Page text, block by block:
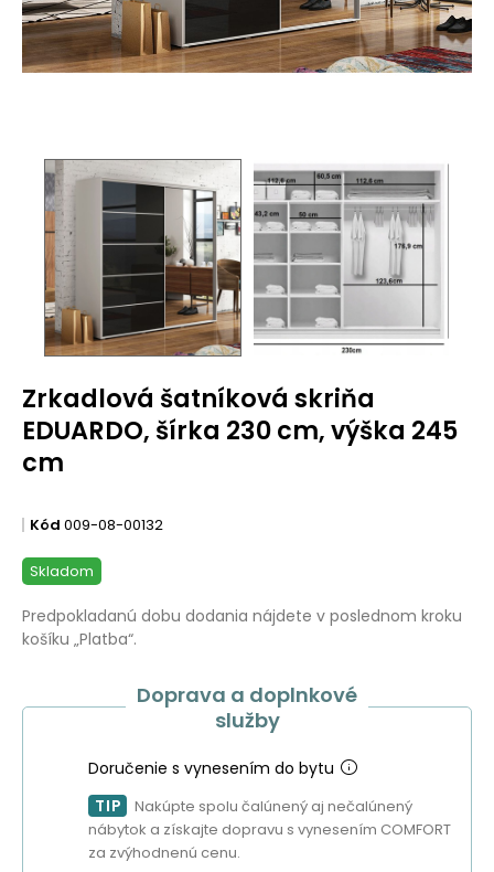
Zrkadlová šatníková skriňa
EDUARDO, šírka 230 cm, výška 245
cm
Kód 009-08-00132
Skladom
Predpokladanú dobu dodania nájdete v poslednom kroku
košíku „Platba“.
Doprava a doplnkové
služby
Doručenie s vynesením do bytu
TIP
Nakúpte spolu čalúnený aj nečalúnený
nábytok a získajte dopravu s vynesením COMFORT
za zvýhodnenú cenu.